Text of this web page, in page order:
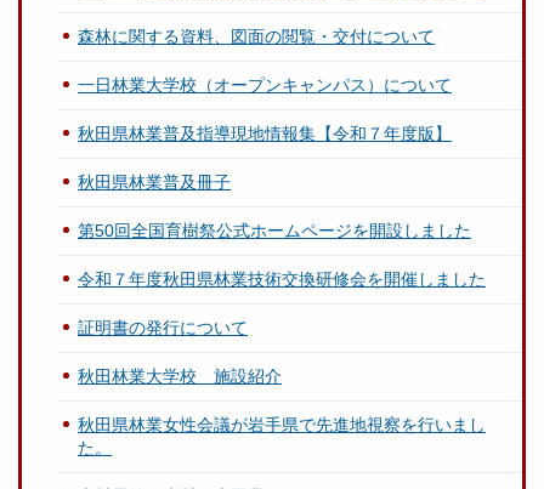
森林に関する資料、図面の閲覧・交付について
一日林業大学校（オープンキャンパス）について
秋田県林業普及指導現地情報集【令和７年度版】
秋田県林業普及冊子
第50回全国育樹祭公式ホームページを開設しました
令和７年度秋田県林業技術交換研修会を開催しました
証明書の発行について
秋田林業大学校 施設紹介
秋田県林業女性会議が岩手県で先進地視察を行いまし
た。